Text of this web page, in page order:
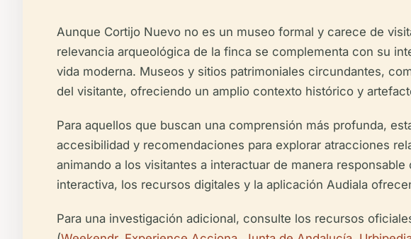
Aunque Cortijo Nuevo no es un museo formal y carece de
relevancia arqueológica de la finca se complementa con su
vida moderna. Museos y sitios patrimoniales circundantes,
del visitante, ofreciendo un amplio contexto histórico y
Para aquellos que buscan una comprensión más profunda,
accesibilidad y recomendaciones para explorar atracciones
animando a los visitantes a interactuar de manera
interactiva, los recursos digitales y la aplicación Audiala
Para una investigación adicional, consulte los recursos